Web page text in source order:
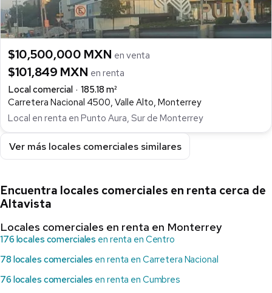
$10,500,000 MXN en venta
$101,849 MXN en renta
Local comercial
185.18 m²
Carretera Nacional 4500, Valle Alto, Monterrey
Local en renta en Punto Aura, Sur de Monterrey
Ver más locales comerciales similares
Encuentra locales comerciales en renta cerca de
Altavista
Locales comerciales en renta en Monterrey
176 locales comerciales en renta en Centro
78 locales comerciales en renta en Carretera Nacional
76 locales comerciales en renta en Cumbres